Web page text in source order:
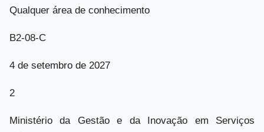
Qualquer área de conhecimento
B2-08-C
4 de setembro de 2027
2
Ministério da Gestão e da Inovação em Serviços